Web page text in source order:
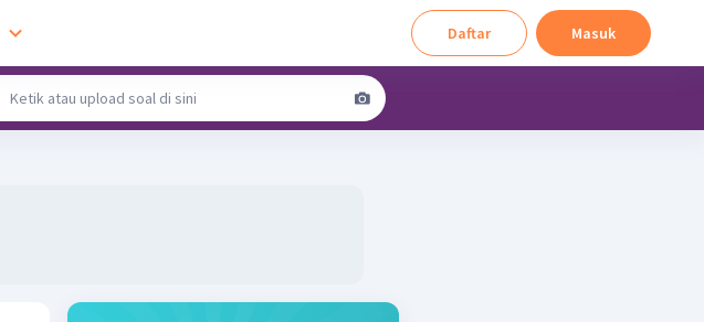
Daftar Masuk